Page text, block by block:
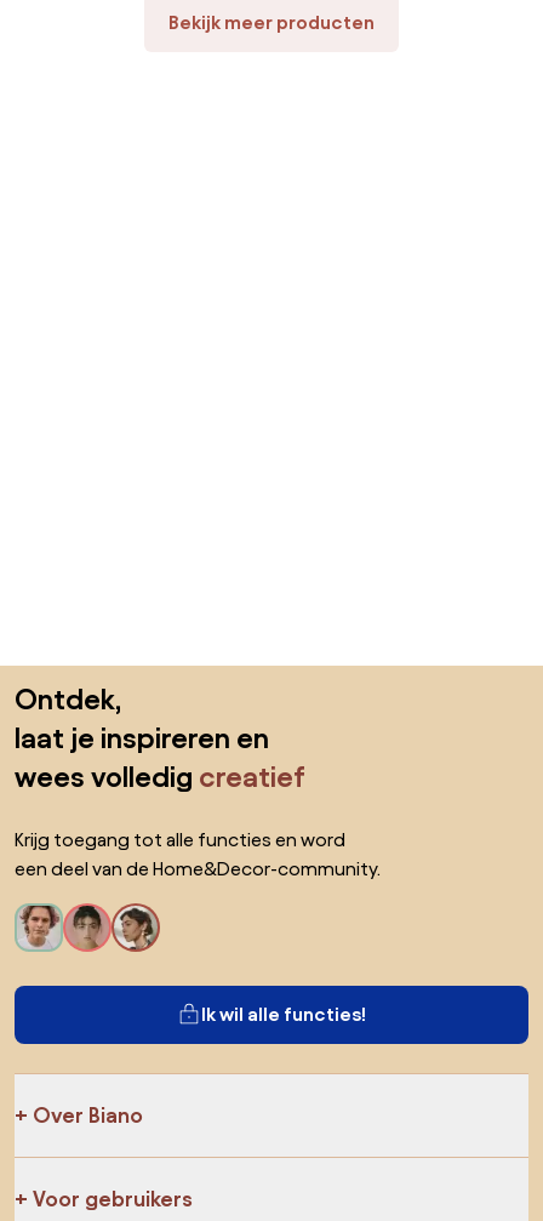
Bekijk meer producten
Ontdek,
laat je inspireren en
wees volledig creatief
Krijg toegang tot alle functies en word
een deel van de Home&Decor-community.
Ik wil alle functies!
Over Biano
Voor gebruikers